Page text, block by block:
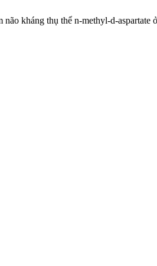
kháng thụ thể n-methyl-d-aspartate